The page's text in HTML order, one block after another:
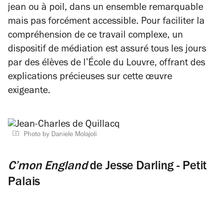
jean ou à poil, dans un ensemble remarquable
mais pas forcément accessible. Pour faciliter la
compréhension de ce travail complexe, un
dispositif de médiation est assuré tous les jours
par des élèves de l’École du Louvre, offrant des
explications précieuses sur cette œuvre
exigeante.
Photo by Daniele Molajoli
C’mon Englandde Jesse Darling - Petit
Palais